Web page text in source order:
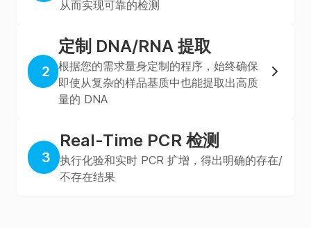
从而实现可靠的检测
2
定制 DNA/RNA 提取
根据您的需求量身定制的程序，始终确保
即使从复杂的样品基质中也能提取出高质
量的 DNA
3
Real-Time PCR 检测
执行化验和实时 PCR 扩增，得出明确的存在/
不存在结果